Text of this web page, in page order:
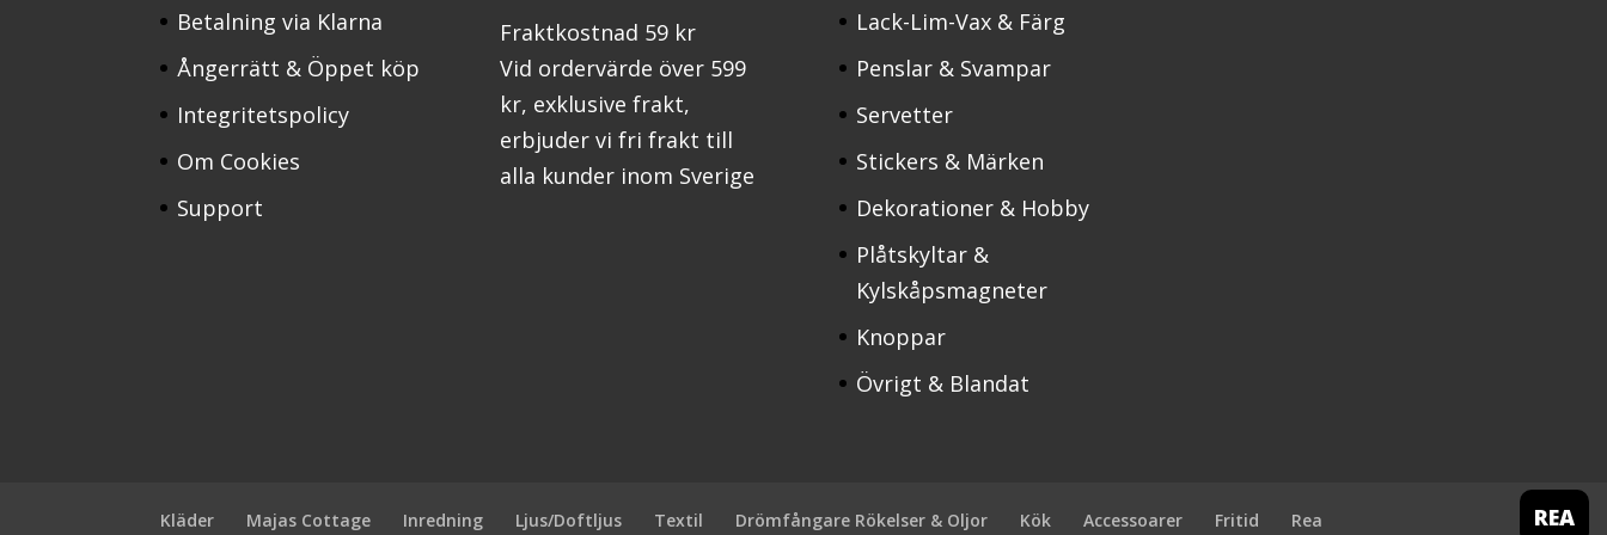
Betalning via Klarna
Ångerrätt & Öppet köp
Integritetspolicy
Om Cookies
Support
Fraktkostnad 59 kr
Vid ordervärde över 599
kr, exklusive frakt,
erbjuder vi fri frakt till
alla kunder inom Sverige
Lack-Lim-Vax & Färg
Penslar & Svampar
Servetter
Stickers & Märken
Dekorationer & Hobby
Plåtskyltar &
Kylskåpsmagneter
Knoppar
Övrigt & Blandat
Kläder Majas Cottage Inredning Ljus/Doftljus Textil Drömfångare Rökelser & Oljor Kök Accessoarer Fritid Rea REA